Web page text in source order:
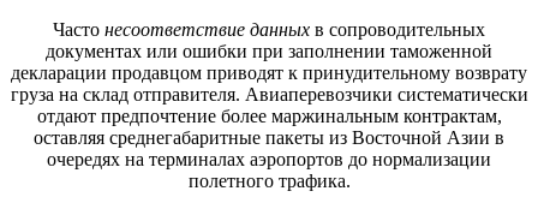
Часто несоответствие данных в сопроводительных
документах или ошибки при заполнении таможенной
декларации продавцом приводят к принудительному возврату
груза на склад отправителя. Авиаперевозчики систематически
отдают предпочтение более маржинальным контрактам,
оставляя среднегабаритные пакеты из Восточной Азии в
очередях на терминалах аэропортов до нормализации
полетного трафика.